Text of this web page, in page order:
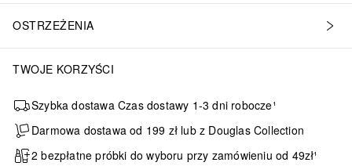
OSTRZEŻENIA
TWOJE KORZYŚCI
Szybka dostawa Czas dostawy 1-3 dni robocze¹
Darmowa dostawa od 199 zł lub z Douglas Collection
2 bezpłatne próbki do wyboru przy zamówieniu od 49zł¹